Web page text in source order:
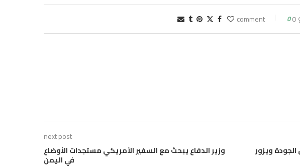
0 comment
0
ويزور
next post
وزير الدفاع يبحث مع السفير الأمريكي مستجدات الأوضاع
في اليمن